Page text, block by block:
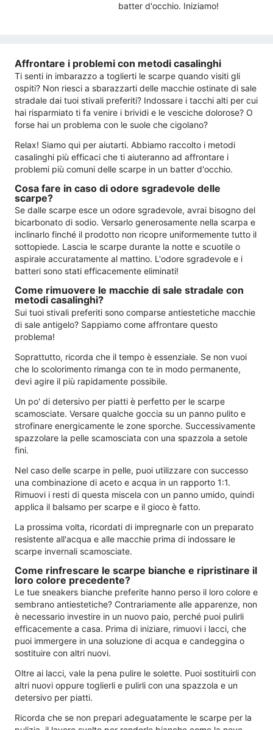
batter d'occhio. Iniziamo!
Affrontare i problemi con metodi casalinghi
Ti senti in imbarazzo a toglierti le scarpe quando visiti gli
ospiti? Non riesci a sbarazzarti delle macchie ostinate di sale
stradale dai tuoi stivali preferiti? Indossare i tacchi alti per cui
hai risparmiato ti fa venire i brividi e le vesciche dolorose? O
forse hai un problema con le suole che cigolano?
Relax! Siamo qui per aiutarti. Abbiamo raccolto i metodi
casalinghi più efficaci che ti aiuteranno ad affrontare i
problemi più comuni delle scarpe in un batter d'occhio.
Cosa fare in caso di odore sgradevole delle
scarpe?
Se dalle scarpe esce un odore sgradevole, avrai bisogno del
bicarbonato di sodio. Versarlo generosamente nella scarpa e
inclinarlo finché il prodotto non ricopre uniformemente tutto il
sottopiede. Lascia le scarpe durante la notte e scuotile o
aspirale accuratamente al mattino. L'odore sgradevole e i
batteri sono stati efficacemente eliminati!
Come rimuovere le macchie di sale stradale con
metodi casalinghi?
Sui tuoi stivali preferiti sono comparse antiestetiche macchie
di sale antigelo? Sappiamo come affrontare questo
problema!
Soprattutto, ricorda che il tempo è essenziale. Se non vuoi
che lo scolorimento rimanga con te in modo permanente,
devi agire il più rapidamente possibile.
Un po' di detersivo per piatti è perfetto per le scarpe
scamosciate. Versare qualche goccia su un panno pulito e
strofinare energicamente le zone sporche. Successivamente
spazzolare la pelle scamosciata con una spazzola a setole
fini.
Nel caso delle scarpe in pelle, puoi utilizzare con successo
una combinazione di aceto e acqua in un rapporto 1:1.
Rimuovi i resti di questa miscela con un panno umido, quindi
applica il balsamo per scarpe e il gioco è fatto.
La prossima volta, ricordati di impregnarle con un preparato
resistente all'acqua e alle macchie prima di indossare le
scarpe invernali scamosciate.
Come rinfrescare le scarpe bianche e ripristinare il
loro colore precedente?
Le tue sneakers bianche preferite hanno perso il loro colore e
sembrano antiestetiche? Contrariamente alle apparenze, non
è necessario investire in un nuovo paio, perché puoi pulirli
efficacemente a casa. Prima di iniziare, rimuovi i lacci, che
puoi immergere in una soluzione di acqua e candeggina o
sostituire con altri nuovi.
Oltre ai lacci, vale la pena pulire le solette. Puoi sostituirli con
altri nuovi oppure toglierli e pulirli con una spazzola e un
detersivo per piatti.
Ricorda che se non prepari adeguatamente le scarpe per la